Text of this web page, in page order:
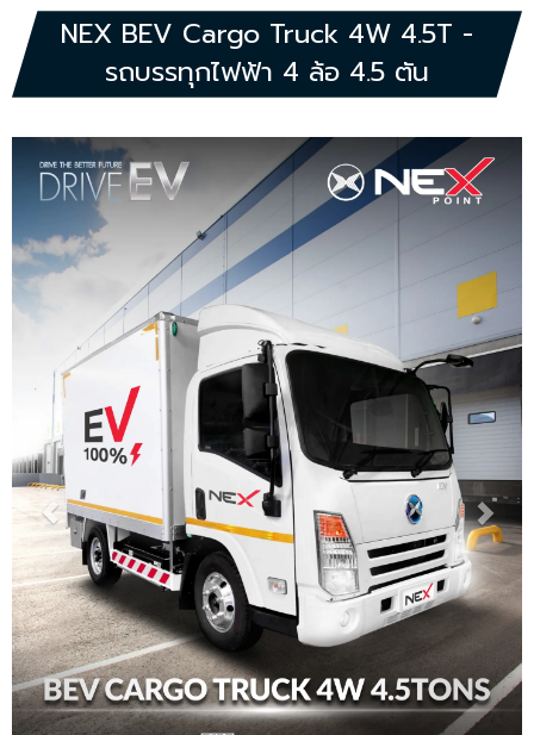
NEX BEV Cargo Truck 4W 4.5T -
รถบรรทุกไฟฟ้า 4 ล้อ 4.5 ตัน